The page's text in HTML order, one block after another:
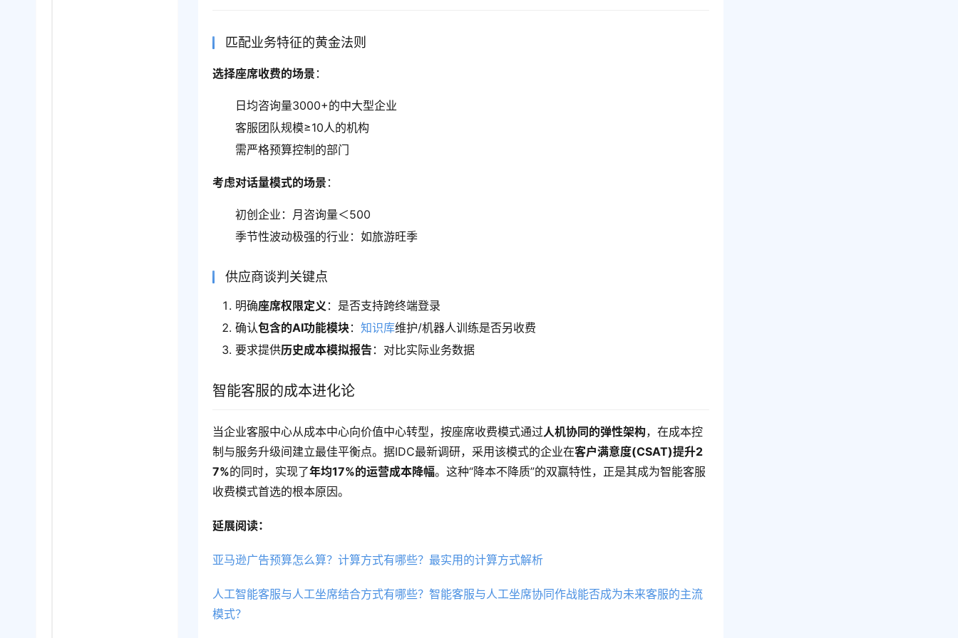
匹配业务特征的黄金法则
选择座席收费的场景 ：
日均咨询量3000+的中大型企业
客服团队规模≥10人的机构
需严格预算控制的部门
考虑对话量模式的场景 ：
初创企业：月咨询量＜500
季节性波动极强的行业：如旅游旺季
供应商谈判关键点
明确座席权限定义 ：是否支持跨终端登录
确认包含的AI功能模块：知识库维护/机器人训练是否另收费
要求提供历史成本模拟报告 ：对比实际业务数据
智能客服的成本进化论
当企业客服中心从成本中心向价值中心转型，按座席收费模式通过人机协同的弹性架构，在成本控
制与服务升级间建立最佳平衡点。据IDC最新调研，采用该模式的企业在客户满意度(CSAT)提升2
7%的同时，实现了年均17%的运营成本降幅。这种“降本不降质”的双赢特性，正是其成为智能客服
收费模式首选的根本原因。
延展阅读：
亚马逊广告预算怎么算？计算方式有哪些？最实用的计算方式解析
人工智能客服与人工坐席结合方式有哪些？智能客服与人工坐席协同作战能否成为未来客服的主流
模式？